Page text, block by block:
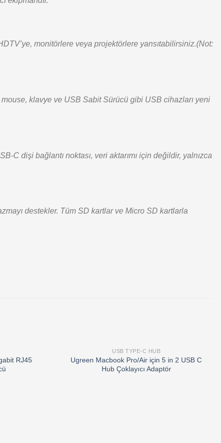
monitörlere veya projektörlere yansıtabilirsiniz.(Not:
klavye ve USB Sabit Sürücü gibi USB cihazları yeni
C dişi bağlantı noktası, veri aktarımı için değildir, yalnızca
destekler. Tüm SD kartlar ve Micro SD kartlarla
Add to
RJ45
Add to
USB TYPE-C HUB
Ugreen Macbook Pro/Air için 5 in 2 USB C
Hub Çoklayıcı Adaptör